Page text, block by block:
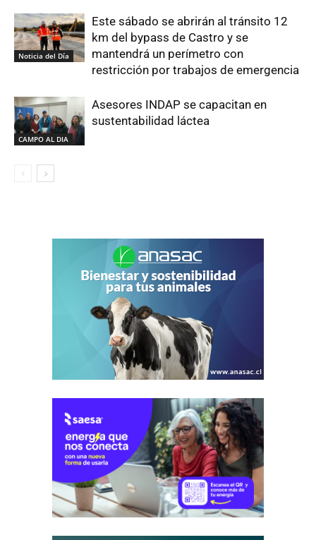
Noticia del Día
Este sábado se abrirán al tránsito 12
km del bypass de Castro y se
mantendrá un perímetro con
restricción por trabajos de emergencia
CAMPO AL DIA
Asesores INDAP se capacitan en
sustentabilidad láctea